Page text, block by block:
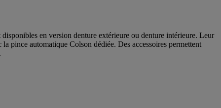
en version denture extérieure ou denture intérieure. Leur
pince automatique Colson dédiée. Des accessoires permettent